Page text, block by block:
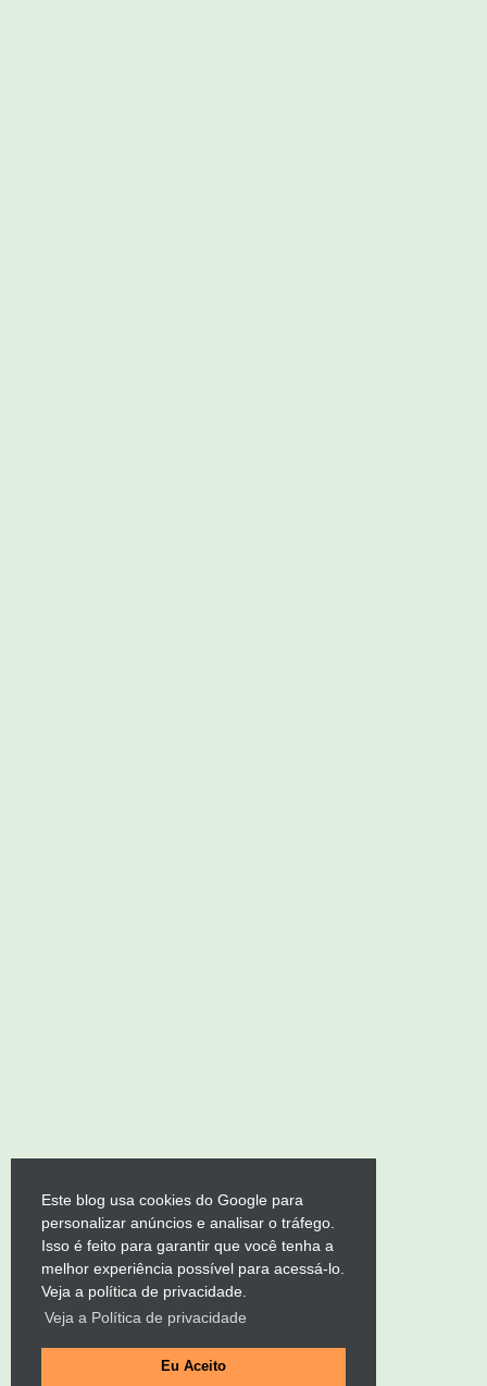
Este blog usa cookies do Google para
personalizar anúncios e analisar o tráfego.
Isso é feito para garantir que você tenha a
melhor experiência possível para acessá-lo.
Veja a política de privacidade.
Veja a Política de privacidade
Eu Aceito